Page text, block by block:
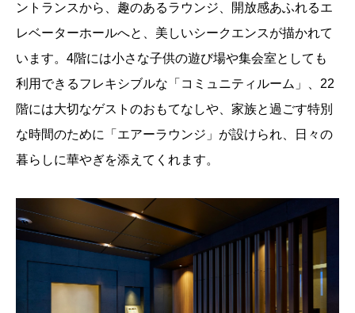
ントランスから、趣のあるラウンジ、開放感あふれるエ
レベーターホールへと、美しいシークエンスが描かれて
います。4階には小さな子供の遊び場や集会室としても
利用できるフレキシブルな「コミュニティルーム」、22
階には大切なゲストのおもてなしや、家族と過ごす特別
な時間のために「エアーラウンジ」が設けられ、日々の
暮らしに華やぎを添えてくれます。